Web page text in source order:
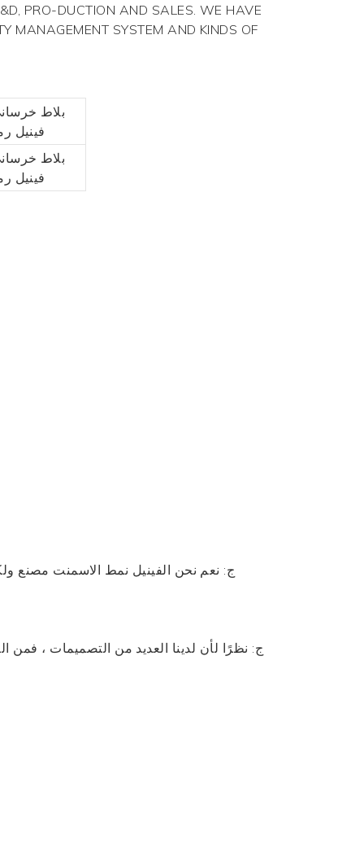
PRO-DUCTION AND SALES. WE HAVE
MANAGEMENT SYSTEM AND KINDS OF
ج: نعم نحن الفينيل نمط الاسمنت مصنع
ج: نظرًا لأن لدينا العديد من التصميمات ، فمن